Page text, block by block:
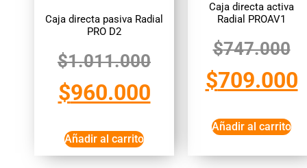
Caja directa pasiva Radial
PRO D2
$1.011.000
$960.000
Añadir al carrito
Caja directa activa
Radial PROAV1
$747.000
$709.000
Añadir al carrito